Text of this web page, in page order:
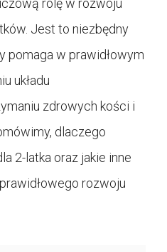
rolę w rozwoju
Jest to niezbędny
pomaga w prawidłowym
układu
zdrowych kości i
dlaczego
2-latka oraz jakie inne
rozwoju